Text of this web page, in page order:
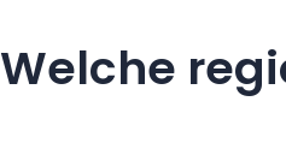
Welche